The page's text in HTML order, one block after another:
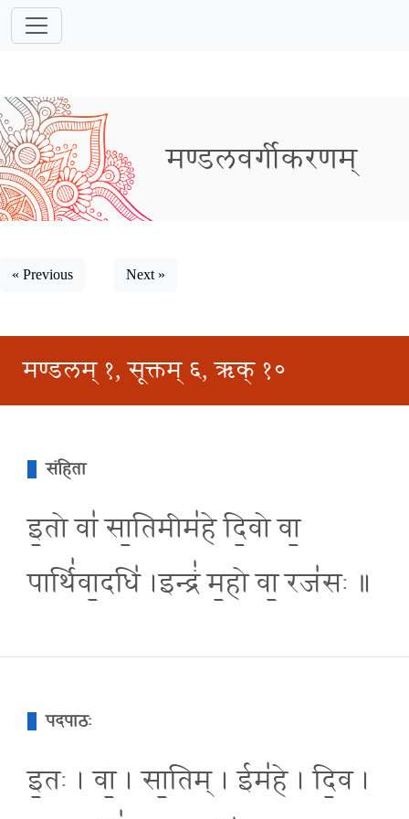
मण्डलवर्गीकरणम्
« Previous Next »
मण्डलम् १, सूक्तम् ६, ऋक् १०
संहिता
इ॒तो वा॑ सा॒तिमीम॑हे दि॒वो वा॒
पार्थि॑वा॒दधि॑ ।इन्द्रं॑ म॒हो वा॒ रज॑सः ॥
पदपाठः
इ॒तः । वा॒ । सा॒तिम् । ईम॑हे । दि॒व ।